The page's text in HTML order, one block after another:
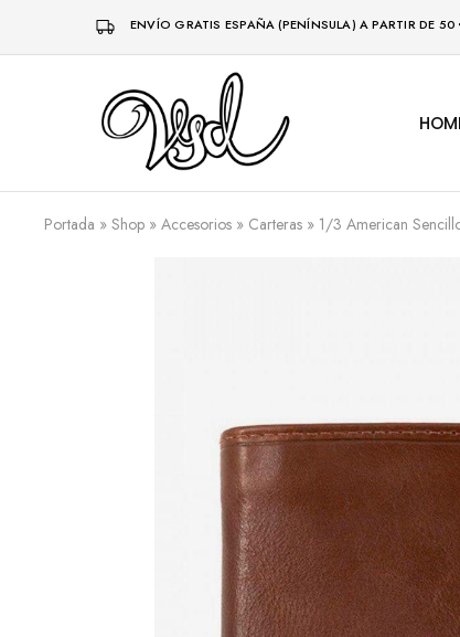
ENVÍO GRATIS ESPAÑA (PENÍNSULA) A PARTIR DE 50
Vsd
Ropa
complementos
1996
Portada » Shop » Accesorios » Carteras » 1/3 American